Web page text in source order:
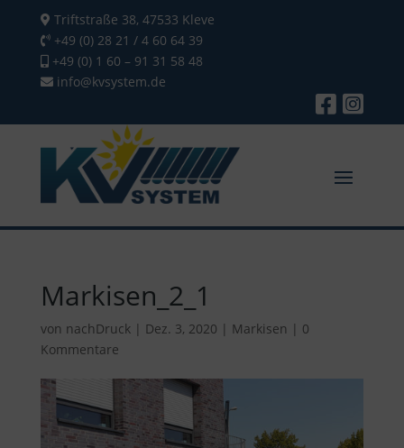
Triftstraße 38, 47533 Kleve
+49 (0) 28 21 / 4 60 64 39
+49 (0) 1 60 – 91 31 58 48
info@kvsystem.de
Markisen_2_1
von nachDruck| Dez. 3, 2020 | Markisen | 0
Kommentare